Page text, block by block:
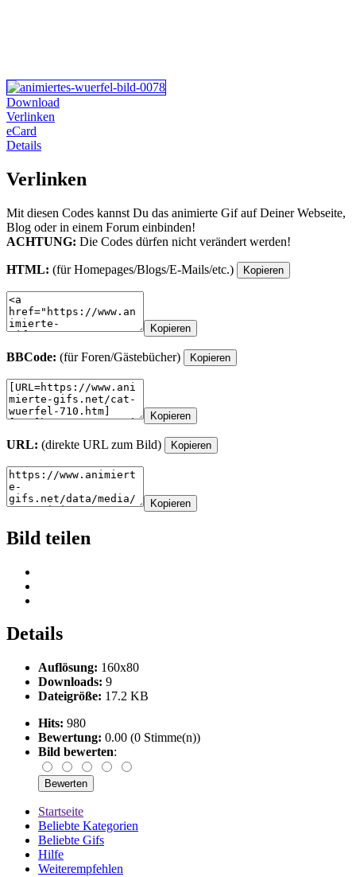
Download
Verlinken
eCard
Details
Verlinken
Mit diesen Codes kannst Du das animierte Gif auf Deiner Webseite,
Blog oder in einem Forum einbinden!
ACHTUNG: Die Codes dürfen nicht verändert werden!
HTML: (für Homepages/Blogs/E-Mails/etc.) Kopieren
Kopieren
BBCode: (für Foren/Gästebücher) Kopieren
Kopieren
URL: (direkte URL zum Bild) Kopieren
Kopieren
Bild teilen
Details
Auflösung: 160x80
Downloads: 9
Dateigröße: 17.2 KB
Hits: 980
Bewertung: 0.00 (0 Stimme(n))
Bild bewerten:
Startseite
Beliebte Kategorien
Beliebte Gifs
Hilfe
Weiterempfehlen